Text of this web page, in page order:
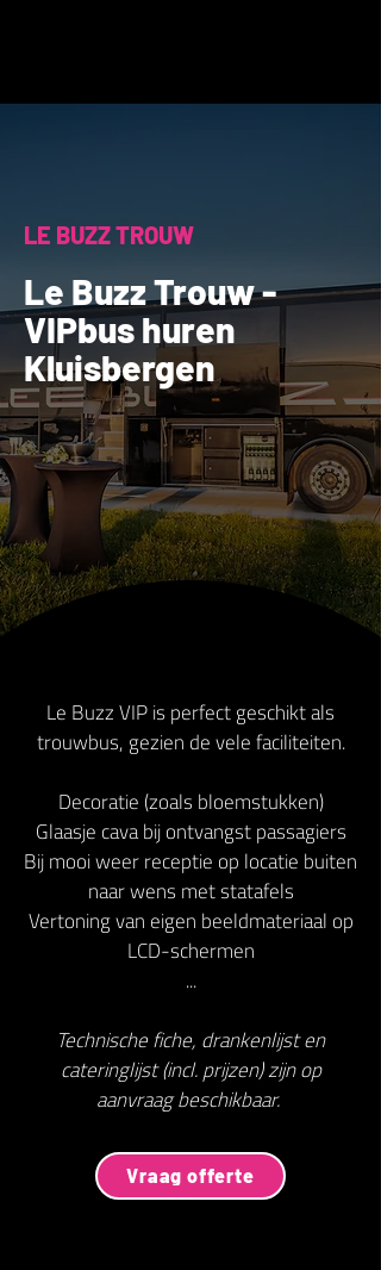
LE BUZZ TROUW
Le Buzz Trouw -
VIPbus huren
Kluisbergen
Le Buzz VIP is perfect geschikt als
trouwbus, gezien de vele faciliteiten.
Decoratie (zoals bloemstukken)
Glaasje cava bij ontvangst passagiers
Bij mooi weer receptie op locatie buiten
naar wens met statafels
Vertoning van eigen beeldmateriaal op
LCD-schermen
...
Technische fiche, drankenlijst en
cateringlijst (incl. prijzen) zijn op
aanvraag beschikbaar.
Vraag offerte